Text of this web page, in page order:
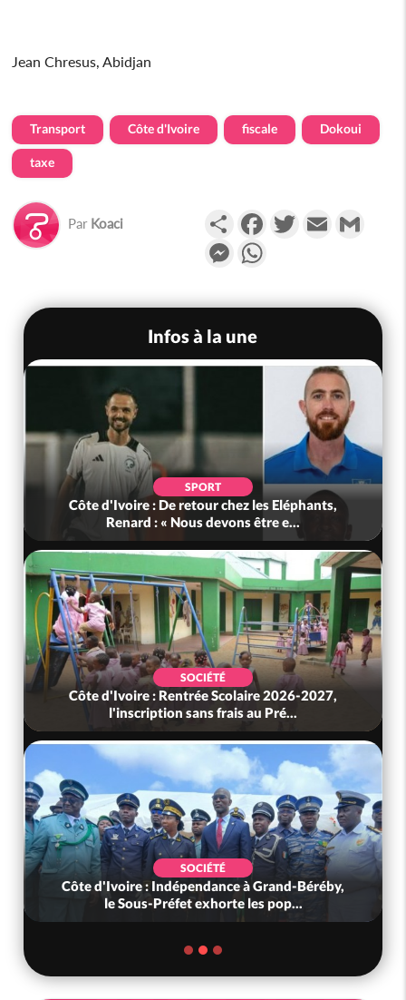
Jean Chresus, Abidjan
Transport Côte d'Ivoire fiscale Dokoui
taxe
Par Koaci PartagerFacebookTwitterEmail
Messenger
Infos à la une
SPORT
Côte d'Ivoire : De retour chez les Eléphants,
Renard : « Nous devons être e...
SOCIÉTÉ
Côte d'Ivoire : Rentrée Scolaire 2026-2027,
l'inscription sans frais au Pré...
SOCIÉTÉ
Côte d'Ivoire : Indépendance à Grand-Béréby,
le Sous-Préfet exhorte les pop...